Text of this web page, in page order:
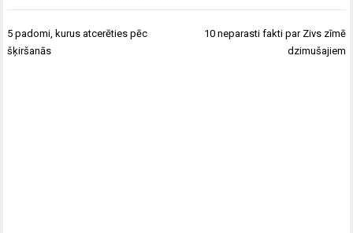
Ziņu
izvēlne
5 padomi, kurus atcerēties pēc
šķiršanās
10 neparasti fakti par Zivs zīmē
dzimušajiem